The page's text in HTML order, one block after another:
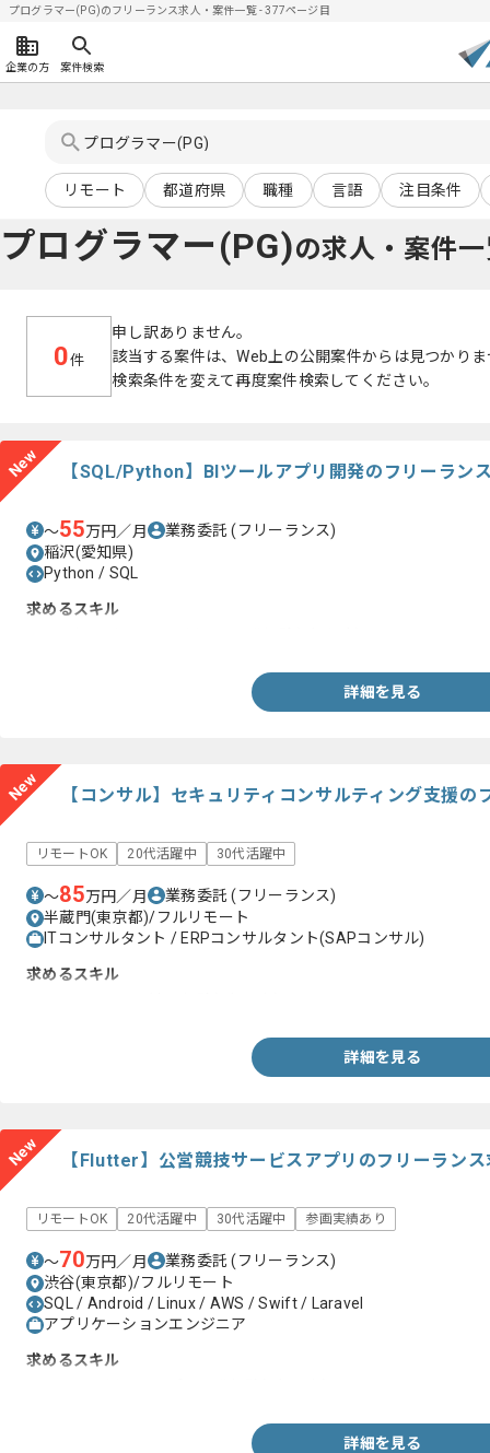
プログラマー(PG)のフリーランス求人・案件一覧 - 377ページ目
企業の方 案件検索
リモート 都道府県 職種 言語 注目条件
プログラマー(PG)の求人・案件
0件
申し訳ありません。
該当する案件は、Web上の公開案件からは見つかり
検索条件を変えて再度案件検索してください。
New 【SQL/Python】BIツールアプリ開発のフリーラン
〜55万円／月 業務委託(フリーランス)
稲沢(愛知県)
Python / SQL
求めるスキル
詳細を見る
New 【コンサル】セキュリティコンサルティング支援の
リモートOK 20代活躍中 30代活躍中
〜85万円／月 業務委託(フリーランス)
半蔵門(東京都)/フルリモート
ITコンサルタント / ERPコンサルタント(SAPコンサル)
求めるスキル
詳細を見る
New 【Flutter】公営競技サービスアプリのフリーラン
リモートOK 20代活躍中 30代活躍中 参画実績あり
〜70万円／月 業務委託(フリーランス)
渋谷(東京都)/フルリモート
SQL / Android / Linux / AWS / Swift / Laravel
アプリケーションエンジニア
求めるスキル
詳細を見る